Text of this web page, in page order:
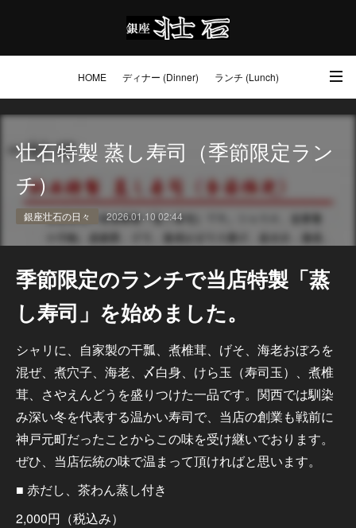
HOME ディナー (Dinner) ランチ (Lunch)
アクセス・ご予約 (Access / Reservations) ワイン (Wine) お土産 (Go to)
壮石の心 (Our Philosophy)
壮石特製 蒸し寿司（季節限定ラン
チ）
銀座壮石の日々 2026.01.10 02:44
季節限定のランチで当店特製「蒸
し寿司」を始めました。
シャリに、自家製の干瓢、煮椎茸、げそ、海老おぼろを
混ぜ、煮穴子、海老、〆白身、けら玉（寿司玉）、煮椎
茸、さやえんどうを盛りつけた一品です。関西では馴染
み深い冬を代表する温かい寿司で、当店の創業も戦前に
神戸元町だったことからこの味を受け継いでおります。
ぜひ、当店伝統の味で温まって頂ければと思います。
■ 赤だし、茶わん蒸し付き
2,000円（税込み）